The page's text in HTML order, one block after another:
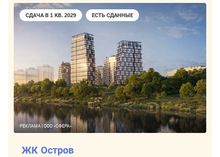
СДАЧА В 1 КВ. 2029 ЕСТЬ СДАННЫЕ
РЕКЛАМА | ООО «СФЕРА»
ЖК Остров